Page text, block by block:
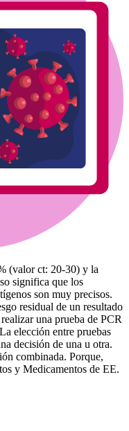
(valor ct: 20-30) y la
significa que los
son muy precisos.
residual de un resultado
una prueba de PCR
elección entre pruebas
decisión de una u otra.
combinada. Porque,
y Medicamentos de EE.